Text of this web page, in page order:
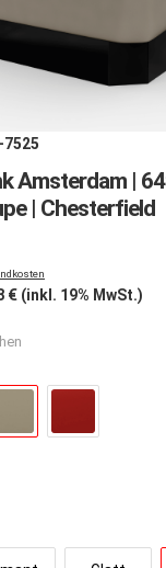
7525
Amsterdam |
| Chesterfield
€ (inkl. 19% MwSt.)